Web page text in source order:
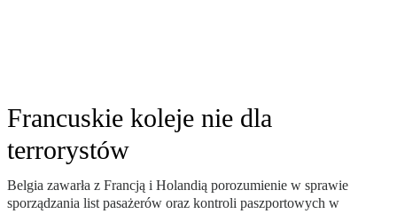
Francuskie koleje nie dla
terrorystów
Belgia zawarła z Francją i Holandią porozumienie w sprawie
sporządzania list pasażerów oraz kontroli paszportowych w